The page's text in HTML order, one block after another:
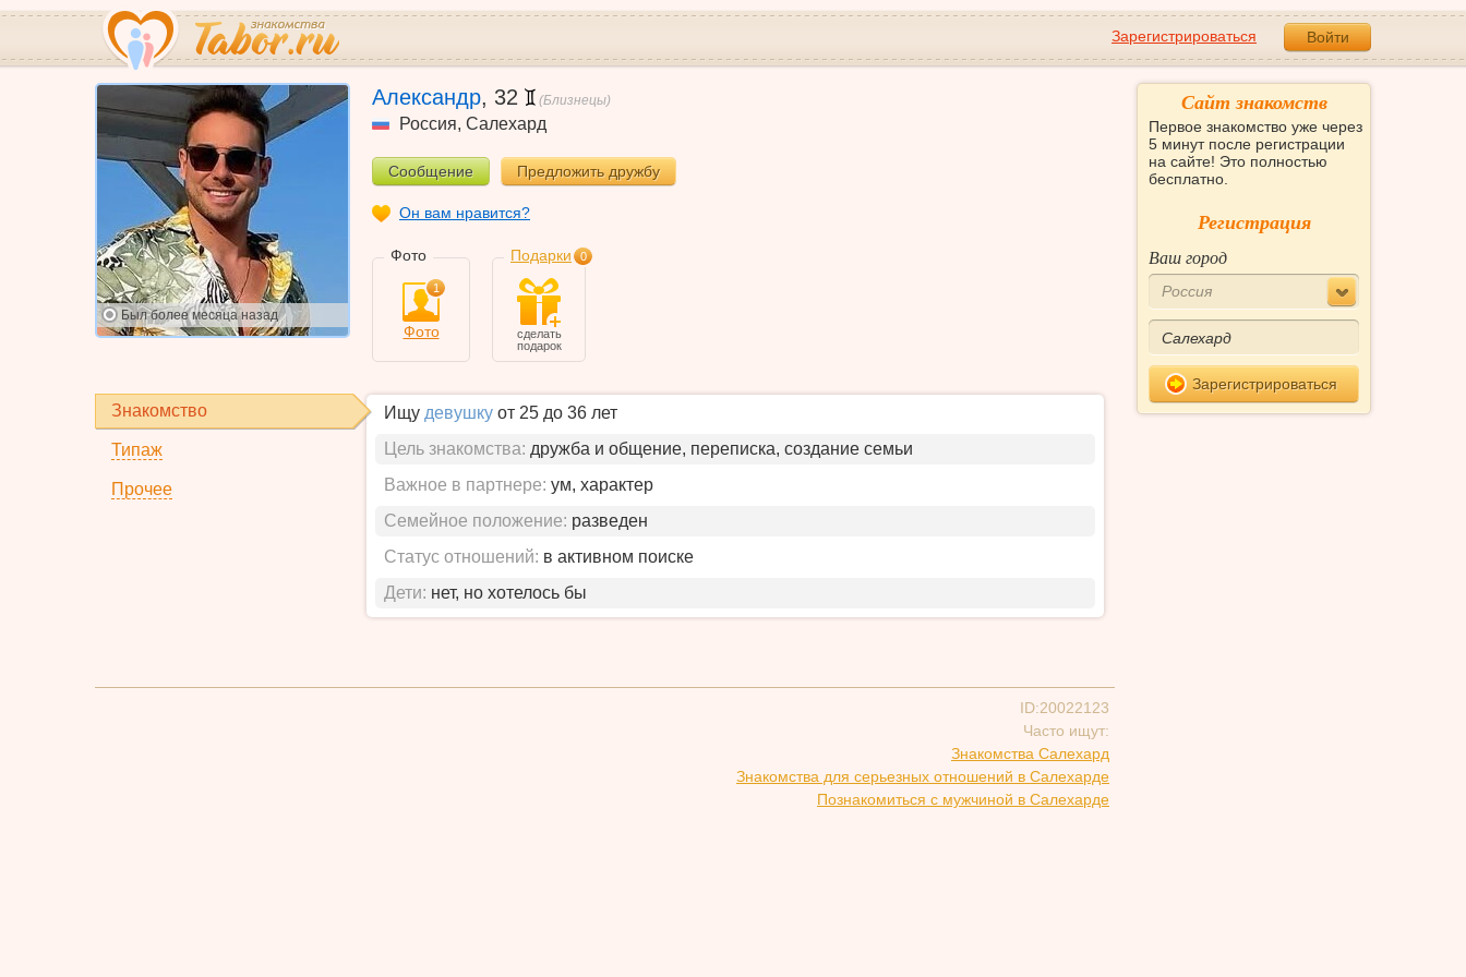
Зарегистрироваться Войти
Былболее месяца назад
Александр, 32 (Близнецы)
Россия, Салехард
Сообщение Предложить дружбу
Он вам нравится?
Фото
1
Фото
Подарки 0
сделать
подарок
Знакомство
Типаж
Прочее
Ищу девушку от 25 до 36 лет
Цель знакомства: дружба и общение, переписка, создание семьи
Важное в партнере: ум, характер
Семейное положение: разведен
Статус отношений: в активном поиске
Дети: нет, но хотелось бы
ID:20022123
Часто ищут:
Знакомства Салехард
Знакомства для серьезных отношений в Салехарде
Познакомиться с мужчиной в Салехарде
Сайт знакомств
Первое знакомство уже через
5 минут после регистрации
на сайте! Это полностью
бесплатно.
Регистрация
Ваш город
Россия
Зарегистрироваться